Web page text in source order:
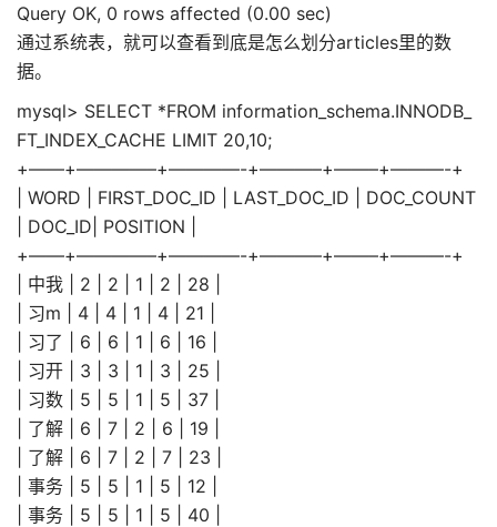
Query OK, 0 rows affected (0.00 sec)
通过系统表，就可以查看到底是怎么划分articles里的数
据。
mysql> SELECT *FROM information_schema.INNODB_
FT_INDEX_CACHE LIMIT 20,10;
+——+————–+————-+———–+——–+———-+
| WORD | FIRST_DOC_ID | LAST_DOC_ID | DOC_COUNT
| DOC_ID| POSITION |
+——+————–+————-+———–+——–+———-+
| 中我 | 2 | 2 | 1 | 2 | 28 |
| 习m | 4 | 4 | 1 | 4 | 21 |
| 习了 | 6 | 6 | 1 | 6 | 16 |
| 习开 | 3 | 3 | 1 | 3 | 25 |
| 习数 | 5 | 5 | 1 | 5 | 37 |
| 了解 | 6 | 7 | 2 | 6 | 19 |
| 了解 | 6 | 7 | 2 | 7 | 23 |
| 事务 | 5 | 5 | 1 | 5 | 12 |
| 事务 | 5 | 5 | 1 | 5 | 40 |